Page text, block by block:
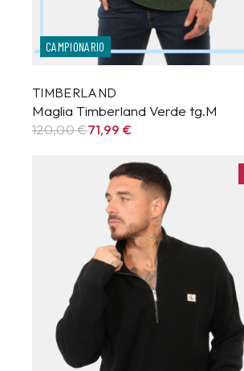
CAMPIONARIO
TIMBERLAND
Maglia Timberland Verde tg.M
120,00 €71,99 €